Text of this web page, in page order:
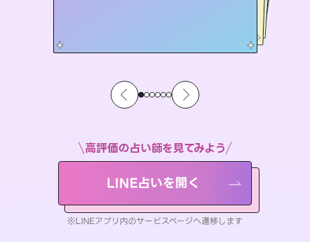
高評価の占い師を見てみよう
LINE占いを開く
※LINEアプリ内のサービスページへ遷移します